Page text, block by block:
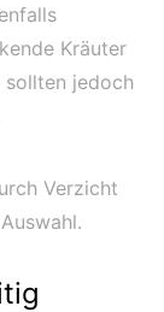
Kräuter
sollten jedoch
Verzicht